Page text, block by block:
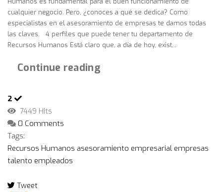
cualquier negocio. Pero, ¿conoces a qué se dedica? Como
especialistas en el asesoramiento de empresas te damos todas
las claves. 4 perfiles que puede tener tu departamento de
Recursos Humanos Está claro que, a día de hoy, exist...
Continue reading
2
7449 Hits
0 Comments
Tags:
Recursos Humanos asesoramiento empresarial empresas
talento empleados
Tweet